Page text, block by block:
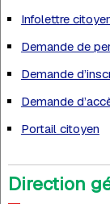
Infolettre
Demande de
Demande
Demande
Portail citoyen
Direction